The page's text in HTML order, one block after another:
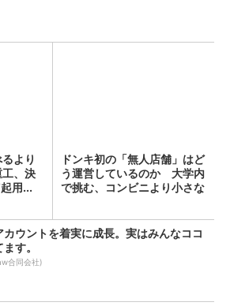
より
、決
用...
ドンキ初の「無人店舗」はど
う運営しているのか 大学内
で挑む、コンビニより小さな
カウントを着実に成長。実はみんなココ
す。
合同会社)